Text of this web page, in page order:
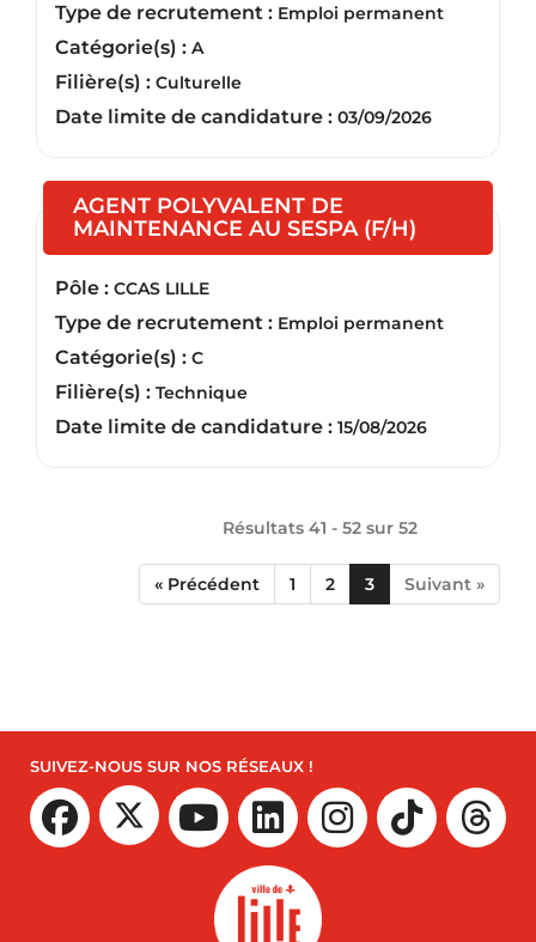
Type de recrutement : Emploi permanent
Catégorie(s) : A
Filière(s) : Culturelle
Date limite de candidature : 03/09/2026
AGENT POLYVALENT DE
MAINTENANCE AU SESPA (F/H)
Pôle : CCAS LILLE
Type de recrutement : Emploi permanent
Catégorie(s) : C
Filière(s) : Technique
Date limite de candidature : 15/08/2026
Résultats 41 - 52 sur 52
« Précédent 1 2 3 Suivant »
SUIVEZ-NOUS SUR NOS RÉSEAUX !